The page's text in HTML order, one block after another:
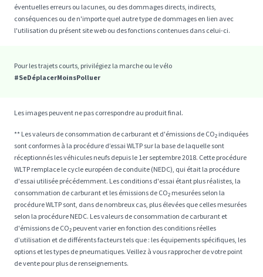
éventuelles erreurs ou lacunes, ou des dommages directs, indirects,
conséquences ou de n'importe quel autre type de dommages en lien avec
l'utilisation du présent site web ou des fonctions contenues dans celui-ci.
Pour les trajets courts, privilégiez la marche ou le vélo
#SeDéplacerMoinsPolluer
Les images peuvent ne pas correspondre au produit final.
** Les valeurs de consommation de carburant et d'émissions de CO₂ indiquées
sont conformes à la procédure d’essai WLTP sur la base de laquelle sont
réceptionnés les véhicules neufs depuis le 1er septembre 2018. Cette procédure
WLTP remplace le cycle européen de conduite (NEDC), qui était la procédure
d'essai utilisée précédemment. Les conditions d'essai étant plus réalistes, la
consommation de carburant et les émissions de CO₂ mesurées selon la
procédure WLTP sont, dans de nombreux cas, plus élevées que celles mesurées
selon la procédure NEDC. Les valeurs de consommation de carburant et
d'émissions de CO₂ peuvent varier en fonction des conditions réelles
d’utilisation et de différents facteurs tels que : les équipements spécifiques, les
options et les types de pneumatiques. Veillez à vous rapprocher de votre point
de vente pour plus de renseignements.